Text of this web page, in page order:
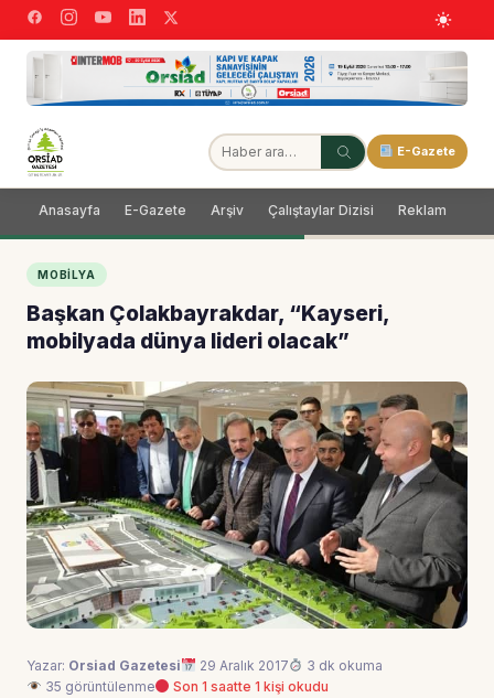
E-Gazete
Anasayfa E-Gazete Arşiv Çalıştaylar Dizisi Reklam
MOBILYA
Başkan Çolakbayrakdar, “Kayseri,
mobilyada dünya lideri olacak”
Yazar: Orsiad Gazetesi 29 Aralık 2017
3 dk okuma
35 görüntülenme
Son 1 saatte 1 kişi okudu